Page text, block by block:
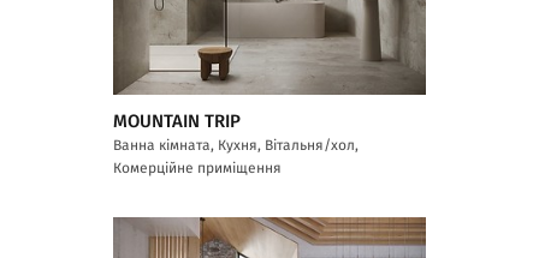
MOUNTAIN TRIP
Ванна кімната, Кухня, Вітальня/хол,
Комерційне приміщення